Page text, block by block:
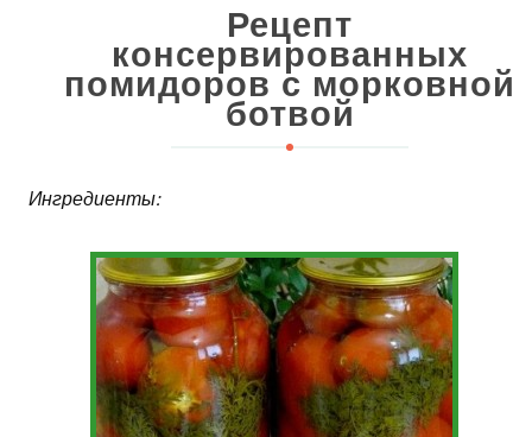
Рецепт
консервированных
помидоров с морковной
ботвой
Ингредиенты: